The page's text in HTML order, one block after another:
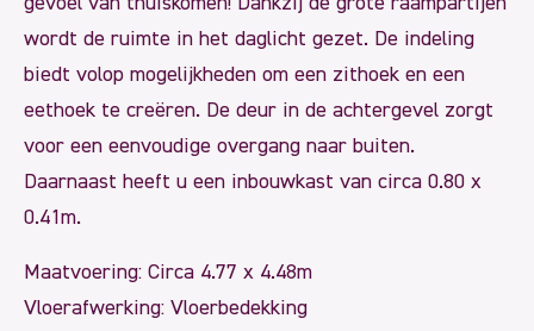
wordt de ruimte in het daglicht gezet. De indeling
biedt volop mogelijkheden om een zithoek en een
eethoek te creëren. De deur in de achtergevel zorgt
voor een eenvoudige overgang naar buiten.
Daarnaast heeft u een inbouwkast van circa 0.80 x
0.41m.
Maatvoering: Circa 4.77 x 4.48m
Vloerafwerking: Vloerbedekking